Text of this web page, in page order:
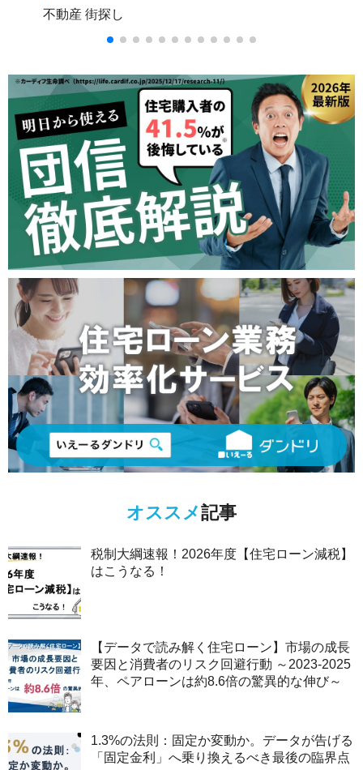
不動産 街探し
オススメ記事
税制大綱速報！2026年度【住宅ローン減税】
はこうなる！
【データで読み解く住宅ローン】市場の成長
要因と消費者のリスク回避行動 ～2023-2025
年、ペアローンは約8.6倍の驚異的な伸び～
1.3%の法則：固定か変動か。データが告げる
「固定金利」へ乗り換えるべき最後の臨界点